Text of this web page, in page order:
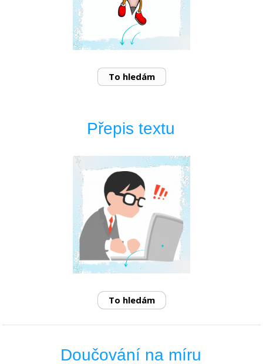
To hledám
Přepis textu
To hledám
Doučování na míru